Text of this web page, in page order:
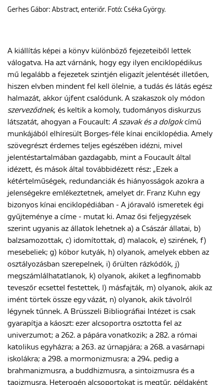
Gerhes Gábor: Abstract, enteriőr. Fotó: Cséka György.
A kiállítás képei a könyv különböző fejezeteiből lettek
válogatva. Ha azt várnánk, hogy egy ilyen enciklopédikus
mű legalább a fejezetek szintjén eligazít jelentését illetően,
hiszen elvben mindent fel kell ölelnie, a tudás és látás egész
halmazát, akkor újfent csalódunk. A szakaszok oly módon
szerveződnek, és keltik a komoly, tudományos diskurzus
látszatát, ahogyan a Foucault: A szavak és a dolgokcímű
munkájából elhíresült Borges-féle kínai enciklopédia. Amely
szövegrészt érdemes teljes egészében idézni, mivel
jelentéstartalmában gazdagabb, mint a Foucault által
idézett, és mások által továbbidézett rész: „Ezek a
kétértelműségek, redundanciák és hiányosságok azokra a
jelenségekre emlékeztetnek, amelyet dr. Franz Kuhn egy
bizonyos kínai enciklopédiában - A jóravaló ismeretek égi
gyűjteménye a címe - mutat ki. Amaz ősi feljegyzések
szerint ugyanis az állatok lehetnek a) a Császár állatai, b)
balzsamozottak, c) idomítottak, d) malacok, e) szirének, f)
mesebeliek; g) kóbor kutyák, h) olyanok, amelyek ebben az
osztályozásban szerepelnek, i) őrülten rázkódók, j)
megszámlálhatatlanok, k) olyanok, akiket a legfinomabb
teveszőr ecsettel festettek, l) másfajták, m) olyanok, akik az
imént törtek össze egy vázát, n) olyanok, akik távolról
légynek tűnnek. A Brüsszeli Bibliográfiai Intézet is csak
gyarapítja a káoszt: ezer alcsoportra osztotta fel az
univerzumot; a 262. a pápára vonatkozik; a 282. a római
katolikus egyházra; a 263. az úrnapjára; a 268. a vasárnapi
iskolákra; a 298. a mormonizmusra; a 294. pedig a
brahmanizmusra, a buddhizmusra, a sintoizmusra és a
taoizmusra. Heterogén alcsoportokat is megtűr, példaként